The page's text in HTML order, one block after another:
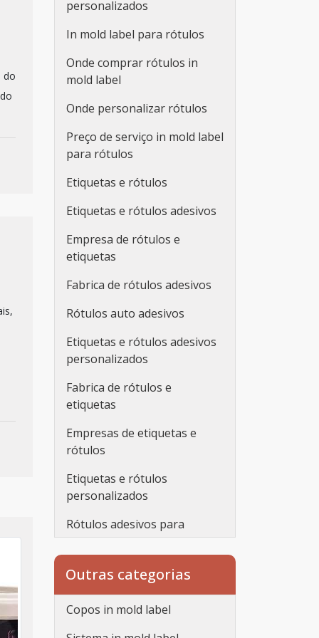
do
personalizados
In mold label para rótulos
Onde comprar rótulos in
mold label
Onde personalizar rótulos
Preço de serviço in mold label
para rótulos
Etiquetas e rótulos
Etiquetas e rótulos adesivos
Empresa de rótulos e
etiquetas
Fabrica de rótulos adesivos
Rótulos auto adesivos
Etiquetas e rótulos adesivos
personalizados
Fabrica de rótulos e
etiquetas
Empresas de etiquetas e
rótulos
Etiquetas e rótulos
personalizados
Rótulos adesivos para
embalagens
Rótulos adesivos
Rótulos personalizados
adesivos
Outras categorias
Copos in mold label